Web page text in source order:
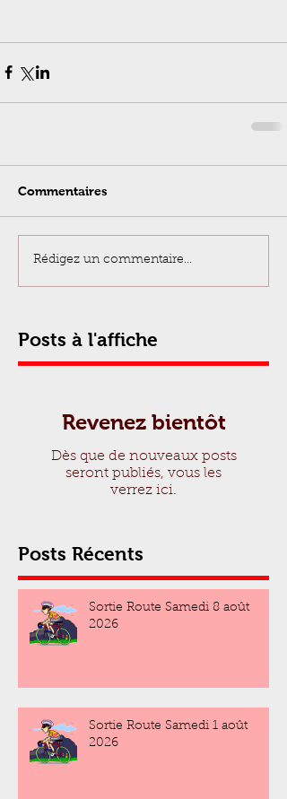
Commentaires
Rédigez un commentaire...
Posts à l'affiche
Revenez bientôt
Dès que de nouveaux posts
seront publiés, vous les
verrez ici.
Posts Récents
Sortie Route Samedi 8 août
2026
Sortie Route Samedi 1 août
2026